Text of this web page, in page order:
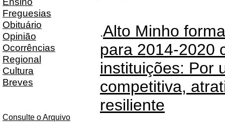
Freguesias
Obituário
Opinião
Ocorrências
Regional
Cultura
Breves
Consulte o Arquivo
.Alto Minho
para 2014-2020
instituições: Por
competitiva,
resiliente